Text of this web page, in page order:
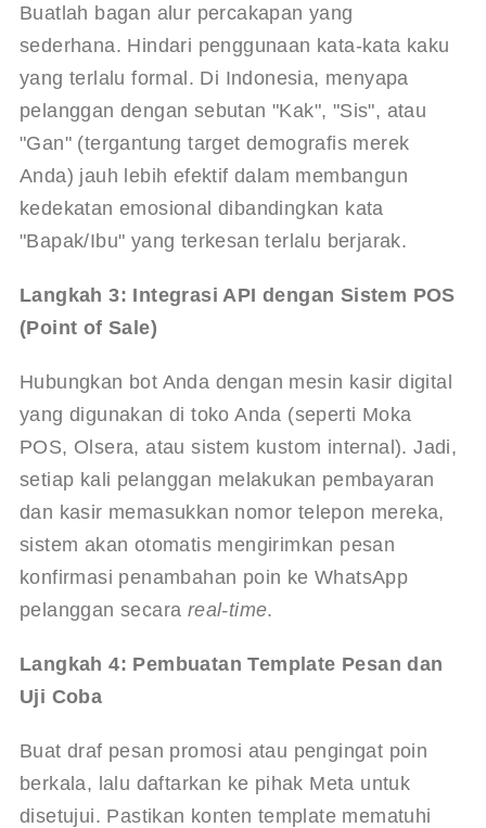
Buatlah bagan alur percakapan yang
sederhana. Hindari penggunaan kata-kata kaku
yang terlalu formal. Di Indonesia, menyapa
pelanggan dengan sebutan "Kak", "Sis", atau
"Gan" (tergantung target demografis merek
Anda) jauh lebih efektif dalam membangun
kedekatan emosional dibandingkan kata
"Bapak/Ibu" yang terkesan terlalu berjarak.
Langkah 3: Integrasi API dengan Sistem POS
(Point of Sale)
Hubungkan bot Anda dengan mesin kasir digital
yang digunakan di toko Anda (seperti Moka
POS, Olsera, atau sistem kustom internal). Jadi,
setiap kali pelanggan melakukan pembayaran
dan kasir memasukkan nomor telepon mereka,
sistem akan otomatis mengirimkan pesan
konfirmasi penambahan poin ke WhatsApp
pelanggan secara real-time.
Langkah 4: Pembuatan Template Pesan dan
Uji Coba
Buat draf pesan promosi atau pengingat poin
berkala, lalu daftarkan ke pihak Meta untuk
disetujui. Pastikan konten template mematuhi